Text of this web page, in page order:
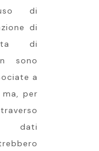
di
di
di
sono
a
per
dati